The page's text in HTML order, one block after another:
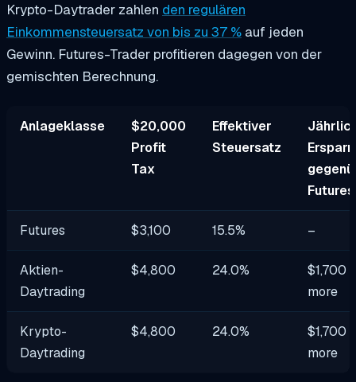
Krypto-Daytrader zahlen den regulären
Einkommensteuersatz von bis zu 37 % auf jeden
Gewinn. Futures-Trader profitieren dagegen von der
gemischten Berechnung.
Anlageklasse
$20,000
Profit
Tax
Effektiver
Steuersatz
Futures
Futures $3,100 15.5% –
Aktien-
Daytrading
$4,800 24.0%
$1,700
more
Krypto-
Daytrading
$4,800 24.0%
$1,700
more